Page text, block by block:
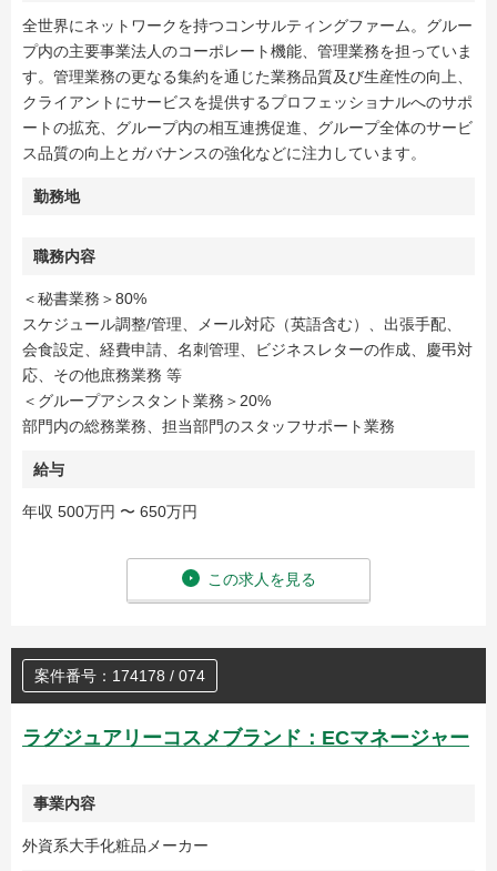
全世界にネットワークを持つコンサルティングファーム。グルー
プ内の主要事業法人のコーポレート機能、管理業務を担っていま
す。管理業務の更なる集約を通じた業務品質及び生産性の向上、
クライアントにサービスを提供するプロフェッショナルへのサポ
ートの拡充、グループ内の相互連携促進、グループ全体のサービ
ス品質の向上とガバナンスの強化などに注力しています。
勤務地
職務内容
＜秘書業務＞80%
スケジュール調整/管理、メール対応（英語含む）、出張手配、
会食設定、経費申請、名刺管理、ビジネスレターの作成、慶弔対
応、その他庶務業務 等
＜グループアシスタント業務＞20%
部門内の総務業務、担当部門のスタッフサポート業務
給与
年収 500万円 〜 650万円
この求人を見る
案件番号：174178 / 074
ラグジュアリーコスメブランド：ECマネージャー
事業内容
外資系大手化粧品メーカー